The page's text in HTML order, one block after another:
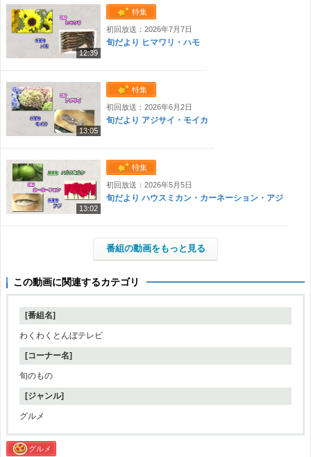
12:39
特集
初回放送：2026年7月7日
旬だより ヒマワリ・ハモ
13:05
特集
初回放送：2026年6月2日
旬だより アジサイ・モイカ
13:02
特集
初回放送：2026年5月5日
旬だより ハウスミカン・カーネーション・アジ
番組の動画をもっと見る
この動画に関連するカテゴリ
[番組名]
わくわくとんぼテレビ
[コーナー名]
旬のもの
[ジャンル]
グルメ
グルメ